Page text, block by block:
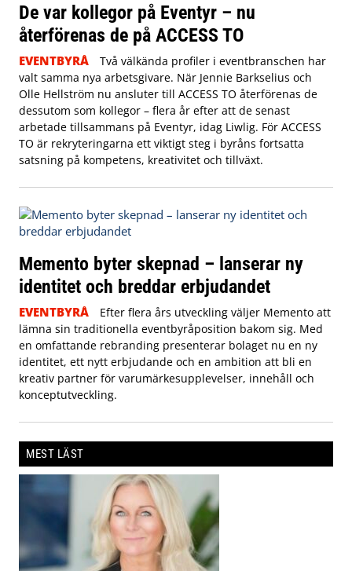
De var kollegor på Eventyr – nu
återförenas de på ACCESS TO
EVENTBYRÅ
Två välkända profiler i eventbranschen har
valt samma nya arbetsgivare. När Jennie Barkselius och
Olle Hellström nu ansluter till ACCESS TO återförenas de
dessutom som kollegor – flera år efter att de senast
arbetade tillsammans på Eventyr, idag Liwlig. För ACCESS
TO är rekryteringarna ett viktigt steg i byråns fortsatta
satsning på kompetens, kreativitet och tillväxt.
Memento byter skepnad – lanserar ny
identitet och breddar erbjudandet
EVENTBYRÅ
Efter flera års utveckling väljer Memento att
lämna sin traditionella eventbyråposition bakom sig. Med
en omfattande rebranding presenterar bolaget nu en ny
identitet, ett nytt erbjudande och en ambition att bli en
kreativ partner för varumärkesupplevelser, innehåll och
konceptutveckling.
MEST LÄST